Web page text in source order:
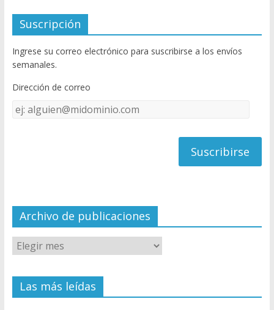
e
b
o
o
k
itt
er
u
T
u
e
C
el
Suscripción
Ingrese su correo electrónico para suscribirse a los envíos
semanales.
Dirección de correo
Dirección
de
Archivo de publicaciones
Las más leídas